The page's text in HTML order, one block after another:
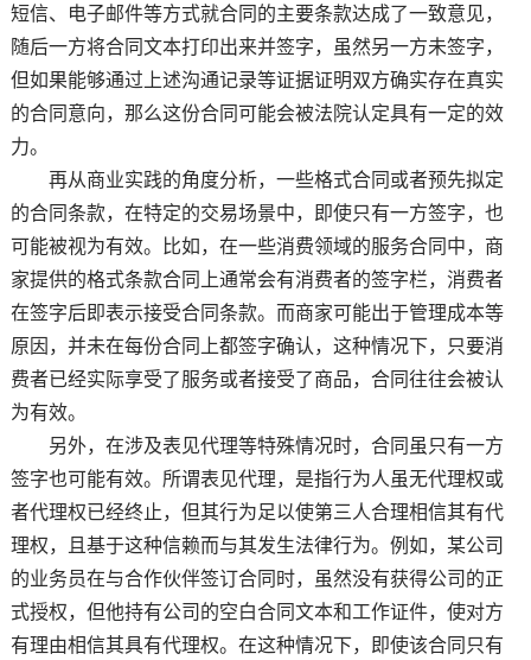
短信、电子邮件等方式就合同的主要条款达成了一致意见，
随后一方将合同文本打印出来并签字，虽然另一方未签字，
但如果能够通过上述沟通记录等证据证明双方确实存在真实
的合同意向，那么这份合同可能会被法院认定具有一定的效
力。
再从商业实践的角度分析，一些格式合同或者预先拟定
的合同条款，在特定的交易场景中，即使只有一方签字，也
可能被视为有效。比如，在一些消费领域的服务合同中，商
家提供的格式条款合同上通常会有消费者的签字栏，消费者
在签字后即表示接受合同条款。而商家可能出于管理成本等
原因，并未在每份合同上都签字确认，这种情况下，只要消
费者已经实际享受了服务或者接受了商品，合同往往会被认
为有效。
另外，在涉及表见代理等特殊情况时，合同虽只有一方
签字也可能有效。所谓表见代理，是指行为人虽无代理权或
者代理权已经终止，但其行为足以使第三人合理相信其有代
理权，且基于这种信赖而与其发生法律行为。例如，某公司
的业务员在与合作伙伴签订合同时，虽然没有获得公司的正
式授权，但他持有公司的空白合同文本和工作证件，使对方
有理由相信其具有代理权。在这种情况下，即使该合同只有